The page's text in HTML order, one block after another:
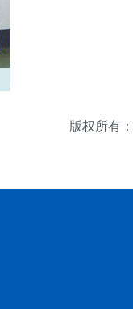
版权所有：